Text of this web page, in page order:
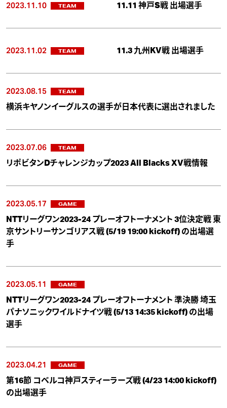
2023.11.10 TEAM 11.11 神戸S戦 出場選手
2023.11.02 TEAM 11.3 九州KV戦 出場選手
2023.08.15 TEAM
横浜キヤノンイーグルスの選手が日本代表に選出されました
2023.07.06 TEAM
リポビタンDチャレンジカップ2023 All Blacks XV戦情報
2023.05.17 GAME
NTTリーグワン2023-24 プレーオフトーナメント 3位決定戦 東
京サントリーサンゴリアス戦 (5/19 19:00 kickoff) の出場選
手
2023.05.11 GAME
NTTリーグワン2023-24 プレーオフトーナメント 準決勝 埼玉
パナソニックワイルドナイツ戦 (5/13 14:35 kickoff) の出場
選手
2023.04.21 GAME
第16節 コベルコ神戸スティーラーズ戦 (4/23 14:00 kickoff)
の出場選手